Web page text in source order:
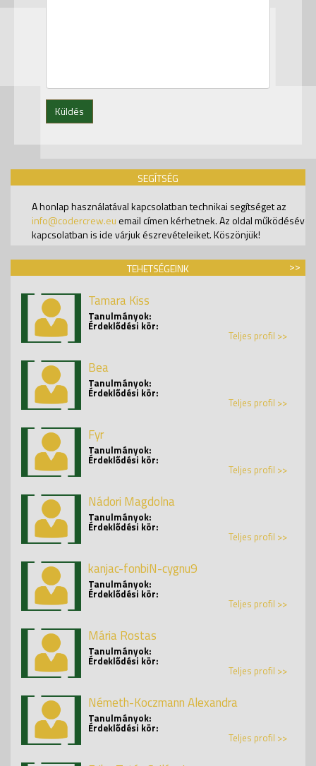
SEGÍTSÉG
A honlap használatával kapcsolatban technikai segítséget az
info@codercrew.eu email címen kérhetnek. Az oldal működésével
kapcsolatban is ide várjuk észrevételeiket. Köszönjük!
TEHETSÉGEINK >>
Tamara Kiss
Tanulmányok:
Érdeklődési kör:
Teljes profil >>
Bea
Tanulmányok:
Érdeklődési kör:
Teljes profil >>
Fyr
Tanulmányok:
Érdeklődési kör:
Teljes profil >>
Nádori Magdolna
Tanulmányok:
Érdeklődési kör:
Teljes profil >>
kanjac-fonbiN-cygnu9
Tanulmányok:
Érdeklődési kör:
Teljes profil >>
Mária Rostas
Tanulmányok:
Érdeklődési kör:
Teljes profil >>
Németh-Koczmann Alexandra
Tanulmányok:
Érdeklődési kör:
Teljes profil >>